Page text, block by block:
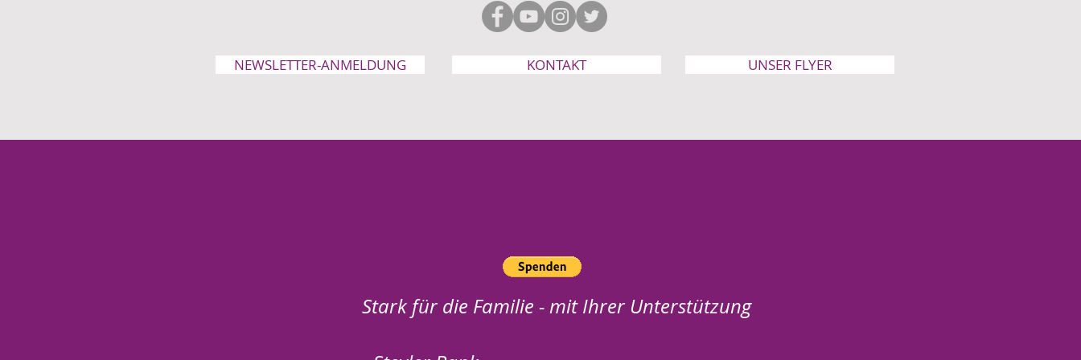
NEWSLETTER-ANMELDUNG KONTAKT UNSER FLYER
Stark für die Familie - mit Ihrer Unterstützung